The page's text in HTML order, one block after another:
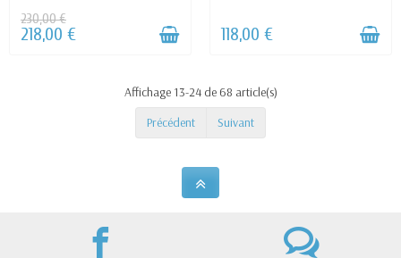
230,00 €
218,00 € 118,00 €
Affichage 13-24 de 68 article(s)
Précédent
Suivant